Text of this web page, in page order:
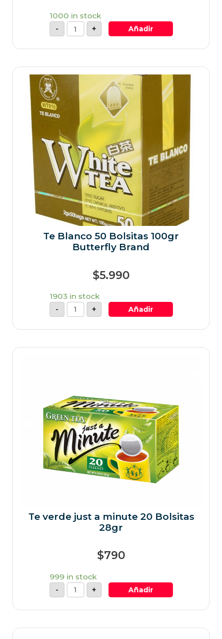
1000 in stock
-
+ Añadir
Te Blanco 50 Bolsitas 100gr
Butterfly Brand
$5.990
1903 in stock
-
+ Añadir
Te verde just a minute 20 Bolsitas
28gr
$790
999 in stock
-
+ Añadir